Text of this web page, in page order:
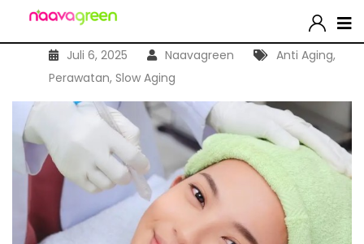
Juli 6, 2025 Naavagreen Anti Aging,
Perawatan, Slow Aging